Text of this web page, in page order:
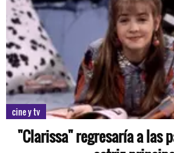
cine y tv
"Clarissa" regresaría a las